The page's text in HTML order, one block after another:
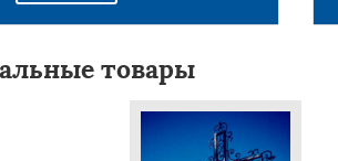
товары